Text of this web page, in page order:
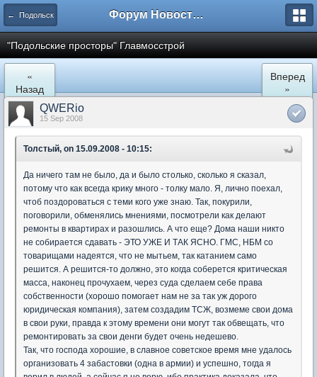
← Подольск Форум Новостройки
"Подольские просторы" Главмосстрой
«
Назад
Вперед
»
QWERio
15 Sep 2008
Толстый, on 15.09.2008 - 10:15:
Да ничего там не было, да и было столько, сколько я сказал,
потому что как всегда крику много - толку мало. Я, лично поехал,
чтоб поздороваться с теми кого уже знаю. Так, покурили,
поговорили, обменялись мнениями, посмотрели как делают
ремонты в квартирах и разошлись. А что еще? Дома наши никто
не собирается сдавать - ЭТО УЖЕ И ТАК ЯСНО. ГМС, НБМ со
товарищами надеятся, что не мытьем, так катанием само
решится. А решится-то должно, это когда соберется критическая
масса, наконец прочухаем, через суда сделаем себе права
собственности (хорошо помогает нам не за так уж дорого
юридическая компания), затем создадим ТСЖ, возмеме свои дома
в свои руки, правда к этому времени они могут так обвещать, что
ремонтировать за свои денги будет очень недешево.
Так, что господа хорошие, в славное советское время мне удалось
организовать 4 забастовки (одна в армии) и успешно, тогда я